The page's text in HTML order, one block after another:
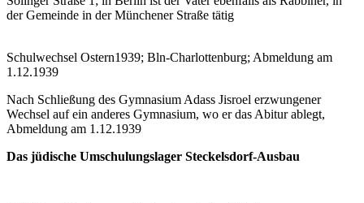
der Gemeinde in der Münchener Straße tätig
Schulwechsel Ostern1939; Bln-Charlottenburg; Abmeldung am
1.12.1939
Nach Schließung des Gymnasium Adass Jisroel erzwungener
Wechsel auf ein anderes Gymnasium, wo er das Abitur ablegt,
Abmeldung am 1.12.1939
Das jüdische Umschulungslager Steckelsdorf-Ausbau